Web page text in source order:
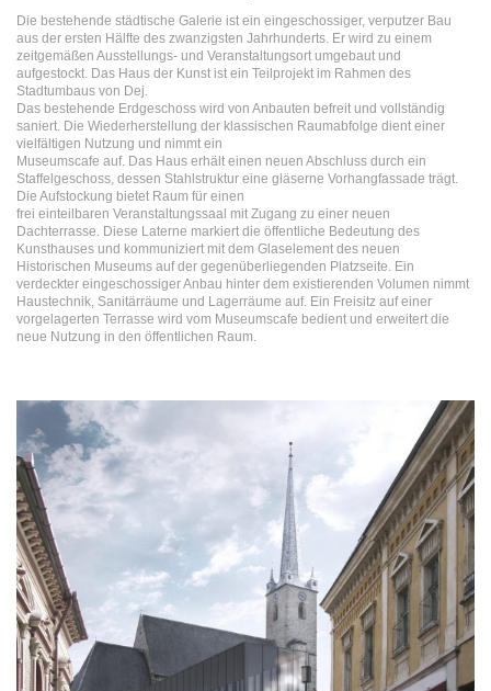
Die bestehende städtische Galerie ist ein eingeschossiger, verputzer Bau
aus der ersten Hälfte des zwanzigsten Jahrhunderts. Er wird zu einem
zeitgemäßen Ausstellungs- und Veranstaltungsort umgebaut und
aufgestockt. Das Haus der Kunst ist ein Teilprojekt im Rahmen des
Stadtumbaus von Dej.
Das bestehende Erdgeschoss wird von Anbauten befreit und vollständig
saniert. Die Wiederherstellung der klassischen Raumabfolge dient einer
vielfältigen Nutzung und nimmt ein
Museumscafe auf. Das Haus erhält einen neuen Abschluss durch ein
Staffelgeschoss, dessen Stahlstruktur eine gläserne Vorhangfassade trägt.
Die Aufstockung bietet Raum für einen
frei einteilbaren Veranstaltungssaal mit Zugang zu einer neuen
Dachterrasse. Diese Laterne markiert die öffentliche Bedeutung des
Kunsthauses und kommuniziert mit dem Glaselement des neuen
Historischen Museums auf der gegenüberliegenden Platzseite. Ein
verdeckter eingeschossiger Anbau hinter dem existierenden Volumen nimmt
Haustechnik, Sanitärräume und Lagerräume auf. Ein Freisitz auf einer
vorgelagerten Terrasse wird vom Museumscafe bedient und erweitert die
neue Nutzung in den öffentlichen Raum.